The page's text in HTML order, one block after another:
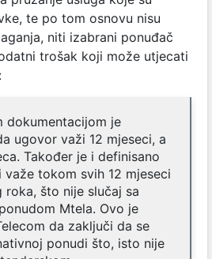
te po tom osnovu nisu
niti izabrani ponuđač
trošak koji može utjecati
dokumentacijom je
ugovor važi 12 mjeseci, a
Također je i definisano
tokom svih 12 mjeseci
roka, što nije slučaj sa
Mtela. Ovo je
da zaključi da se
ponudi što, isto nije